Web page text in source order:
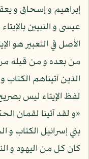
إبراهيم و إسحاق و
عيسى و النبيين
الأصل في التعبير هو
من بعده و من قبله من
لفظ الإيتاء ليس
كان كل من اليهود و